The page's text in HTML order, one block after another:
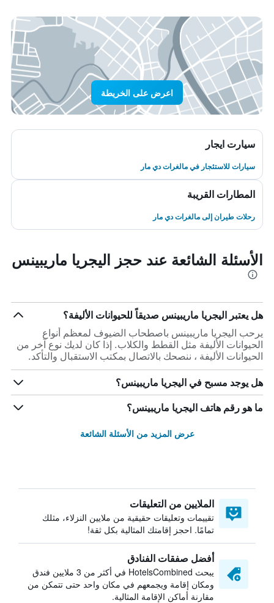
اعرض على الخريطة
سيارت ايجار
سيارات للاستئجار في مالغرات دي مار
المطارات القريبة
رحلات طيران إلى مالغرات دي مار
الأسئلة الشائعة عند حجز اليجريا ماريبينس
هل يعتبر اليجريا ماريبينس صديقاً للحيوانات الأليفة؟
يرحب اليجريا ماريبينس باصطحاب الضيوف لمعظم أنواع
الحيوانات الأليفة مثل القطط والكلاب. إذا كان لديك نوع آخر من
الحيوانات الأليفة ، ننصحك بالاتصال بمكتب الاستقبال والتأكد.
هل يوجد مسبح في اليجريا ماريبينس؟
ما هو رقم هاتف اليجريا ماريبينس؟
عرض المزيد من الأسئلة الشائعة
الملايين من التعليقات
تقييمات وتعليقات حقيقية من ملايين النزلاء، مثلك
تمامًا. احجز إقامتك المثالية بكل ثقة!
أفضل صفقات الفنادق
يبحث HotelsCombined في أكثر من 3 ملايين فندق
ومكان إقامة ويجمعهم في مكان واحد حتى تتمكن من
مقارنة أماكن الإقامة المثالية.